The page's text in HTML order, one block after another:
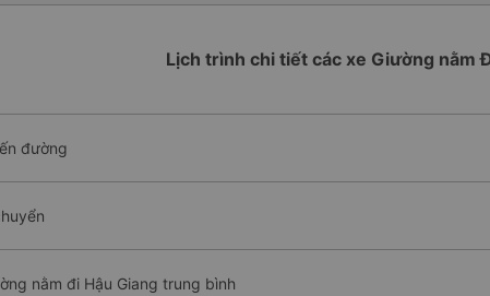
Lịch trình chi tiết các xe Giường nằm
đường
nằm đi Hậu Giang trung bình